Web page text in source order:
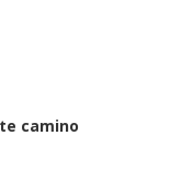
camino